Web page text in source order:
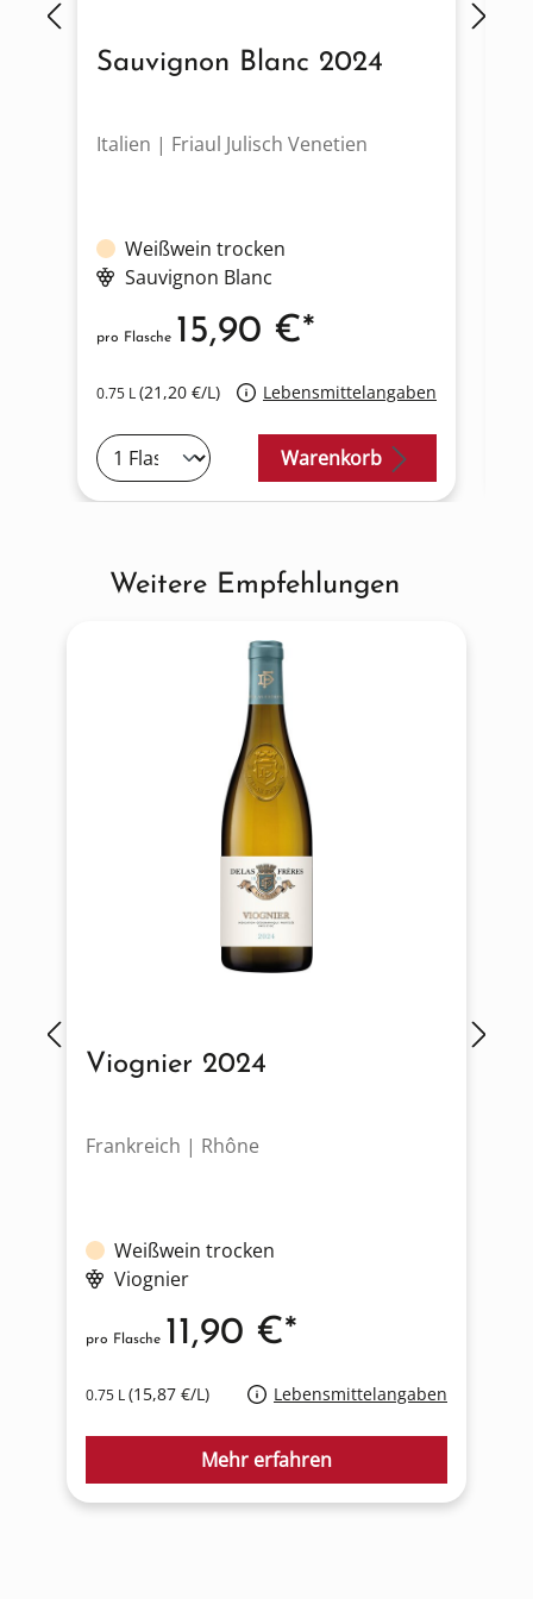
Sauvignon Blanc 2024
Italien | Friaul Julisch Venetien
Weißwein trocken
Sauvignon Blanc
0.75 L(21,20 €/L) Lebensmittelangaben
pro Flasche 15,90 €*
Warenkorb
Produktgalerie überspringen
Weitere Empfehlungen
Viognier 2024
Frankreich | Rhône
Weißwein trocken
Viognier
0.75 L(15,87 €/L) Lebensmittelangaben
pro Flasche 11,90 €*
Mehr erfahren